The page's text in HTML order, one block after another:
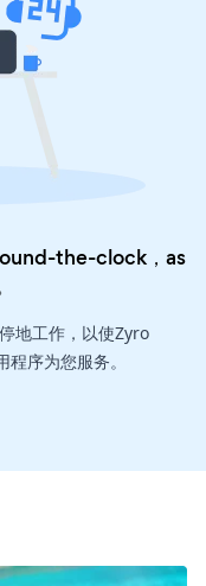
the-clock，as
地工作，以使Zyro
序为您服务。